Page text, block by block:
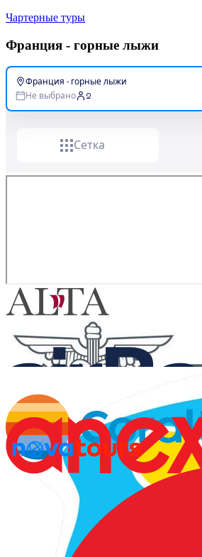
Чартерные туры
Франция - горные лыжи